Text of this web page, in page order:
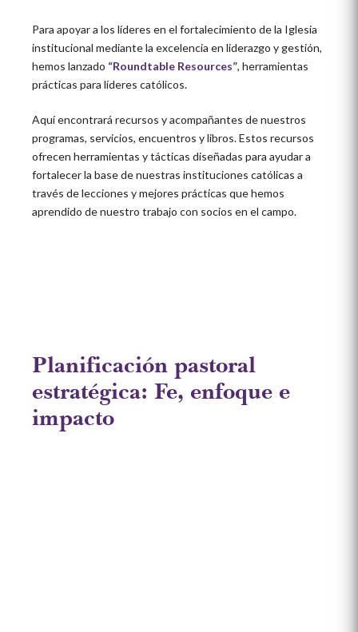
Para apoyar a los líderes en el fortalecimiento de la Iglesia
institucional mediante la excelencia en liderazgo y gestión,
hemos lanzado “Roundtable Resources”, herramientas
prácticas para líderes católicos.
Aquí encontrará recursos y acompañantes de nuestros
programas, servicios, encuentros y libros. Estos recursos
ofrecen herramientas y tácticas diseñadas para ayudar a
fortalecer la base de nuestras instituciones católicas a
través de lecciones y mejores prácticas que hemos
aprendido de nuestro trabajo con socios en el campo.
Planificación pastoral
estratégica: Fe, enfoque e
impacto